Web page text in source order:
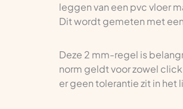
leggen van een pvc vloer
Dit wordt gemeten met
Deze 2 mm-regel is
norm geldt voor zowel
er geen tolerantie zit in het